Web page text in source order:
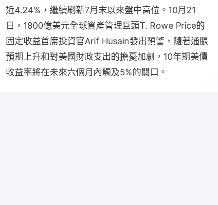
近4.24%，繼續刷新7月末以來盤中高位。10月21
日，1800億美元全球資產管理巨頭T. Rowe Price的
固定收益首席投資官Arif Husain發出預警，隨著通脹
預期上升和對美國財政支出的擔憂加劇，10年期美債
收益率將在未來六個月內觸及5%的關口。